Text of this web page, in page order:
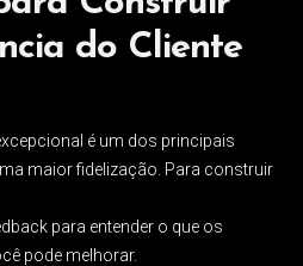
do Cliente
é um dos principais
maior fidelização. Para construir
para entender o que os
pode melhorar.